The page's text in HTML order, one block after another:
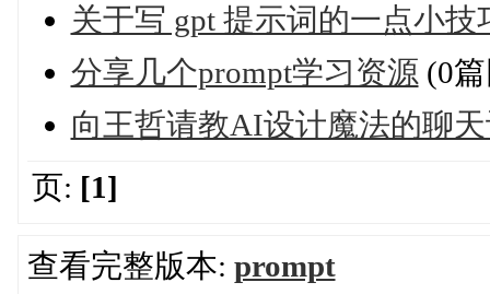
关于写 gpt 提示词的一点小技
分享几个prompt学习资源 (0
向王哲请教AI设计魔法的聊
页: [1]
查看完整版本: prompt